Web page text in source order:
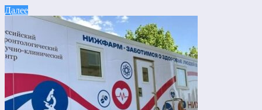
Далее